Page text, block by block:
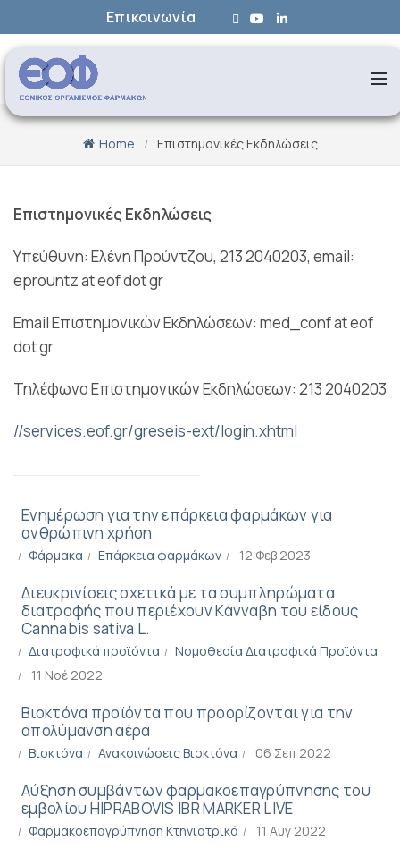
Επικοινωνία
Home Επιστημονικές Εκδηλώσεις
Επιστημονικές Εκδηλώσεις
Υπεύθυνη: Ελένη Προύντζου, 213 2040203, email:
eprountz at eof dot gr
Email Επιστημονικών Εκδηλώσεων: med_conf at eof
dot gr
Τηλέφωνο Επιστημονικών Εκδηλώσεων: 213 2040203
//services.eof.gr/greseis-ext/login.xhtml
Ενημέρωση για την επάρκεια φαρμάκων για
ανθρώπινη χρήση
Φάρμακα Επάρκεια φαρμάκων 12 Φεβ 2023
Διευκρινίσεις σχετικά με τα συμπληρώματα
διατροφής που περιέχουν Κάνναβη του είδους
Cannabis sativa L.
Διατροφικά προϊόντα
Νομοθεσία Διατροφικά Προϊόντα
11 Νοέ 2022
Βιοκτόνα προϊόντα που προορίζονται για την
απολύμανση αέρα
Βιοκτόνα Ανακοινώσεις Βιοκτόνα 06 Σεπ 2022
Αύξηση συμβάντων φαρμακοεπαγρύπνησης του
εμβολίου HIPRABOVIS IBR MARKER LIVE
Φαρμακοεπαγρύπνηση Κτηνιατρικά 11 Αυγ 2022